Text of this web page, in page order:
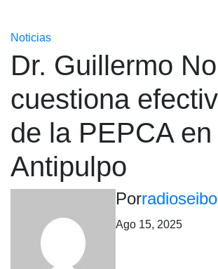
Noticias
Dr. Guillermo
cuestiona
de la PEPCA
Antipulpo
Por
Ago 15, 2025